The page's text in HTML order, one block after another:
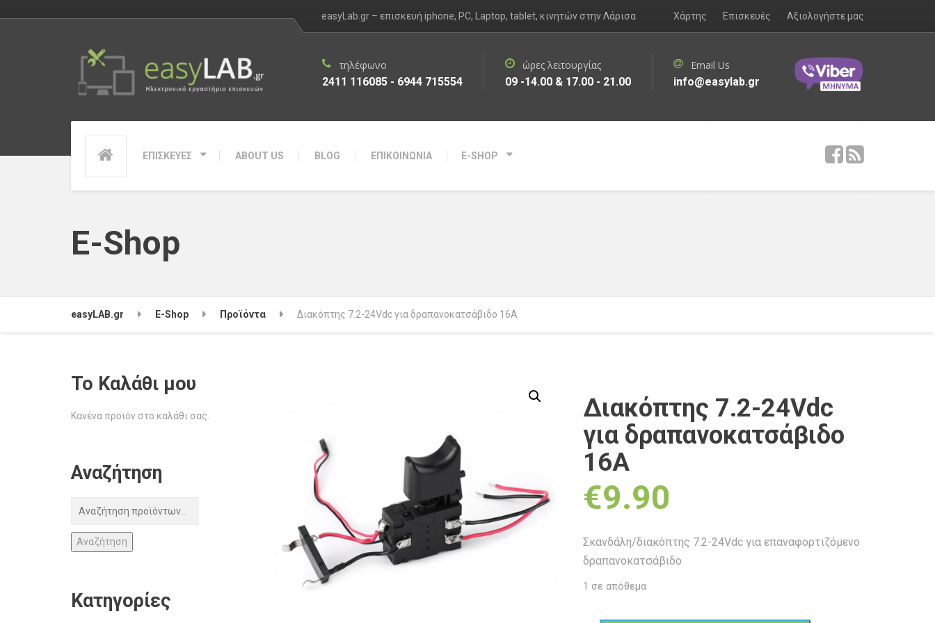
easyLab.gr – επισκευή iphone, PC, Laptop, tablet, κινητών στην Λάρισα Χάρτης Επισκευές Αξιολογήστε μας
ΕΠΙΣΚΕΥΕΣ ABOUT US BLOG ΕΠΙΚΟΙΝΩΝΙΑ E-SHOP
τηλέφωνο
2411 116085 - 6944 715554
ώρες λειτουργίας
09 -14.00 & 17.00 - 21.00
Email Us
info@easylab.gr
E-Shop
easyLAB.gr E-Shop Προϊόντα Διακόπτης 7.2-24Vdc για δραπανοκατσάβιδο 16Α
Διακόπτης 7.2-24Vdc
για δραπανοκατσάβιδο
16Α
€9.90
Σκανδάλη/διακόπτης 7.2-24Vdc για επαναφορτιζόμενο
δραπανοκατσάβιδο
1 σε απόθεμα
Το Καλάθι μου
Κανένα προϊόν στο καλάθι σας.
Αναζήτηση
Αναζήτηση
Κατηγορίες